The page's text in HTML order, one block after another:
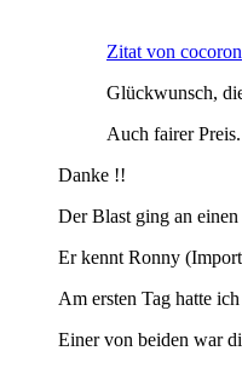
Zitat von cocoron
Glückwunsch,
Auch fairer Preis.
Danke !!
Der Blast ging an
Er kennt Ronny
Am ersten Tag hatte
Einer von beiden war